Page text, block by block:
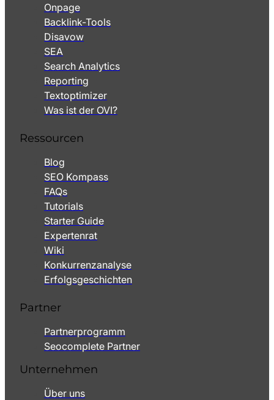
Onpage
Backlink-Tools
Disavow
SEA
Search Analytics
Reporting
Textoptimizer
Was ist der OVI?
Ressourcen
Blog
SEO Kompass
FAQs
Tutorials
Starter Guide
Expertenrat
Wiki
Konkurrenzanalyse
Erfolgsgeschichten
Partner
Partnerprogramm
Seocomplete Partner
Unternehmen
Über uns